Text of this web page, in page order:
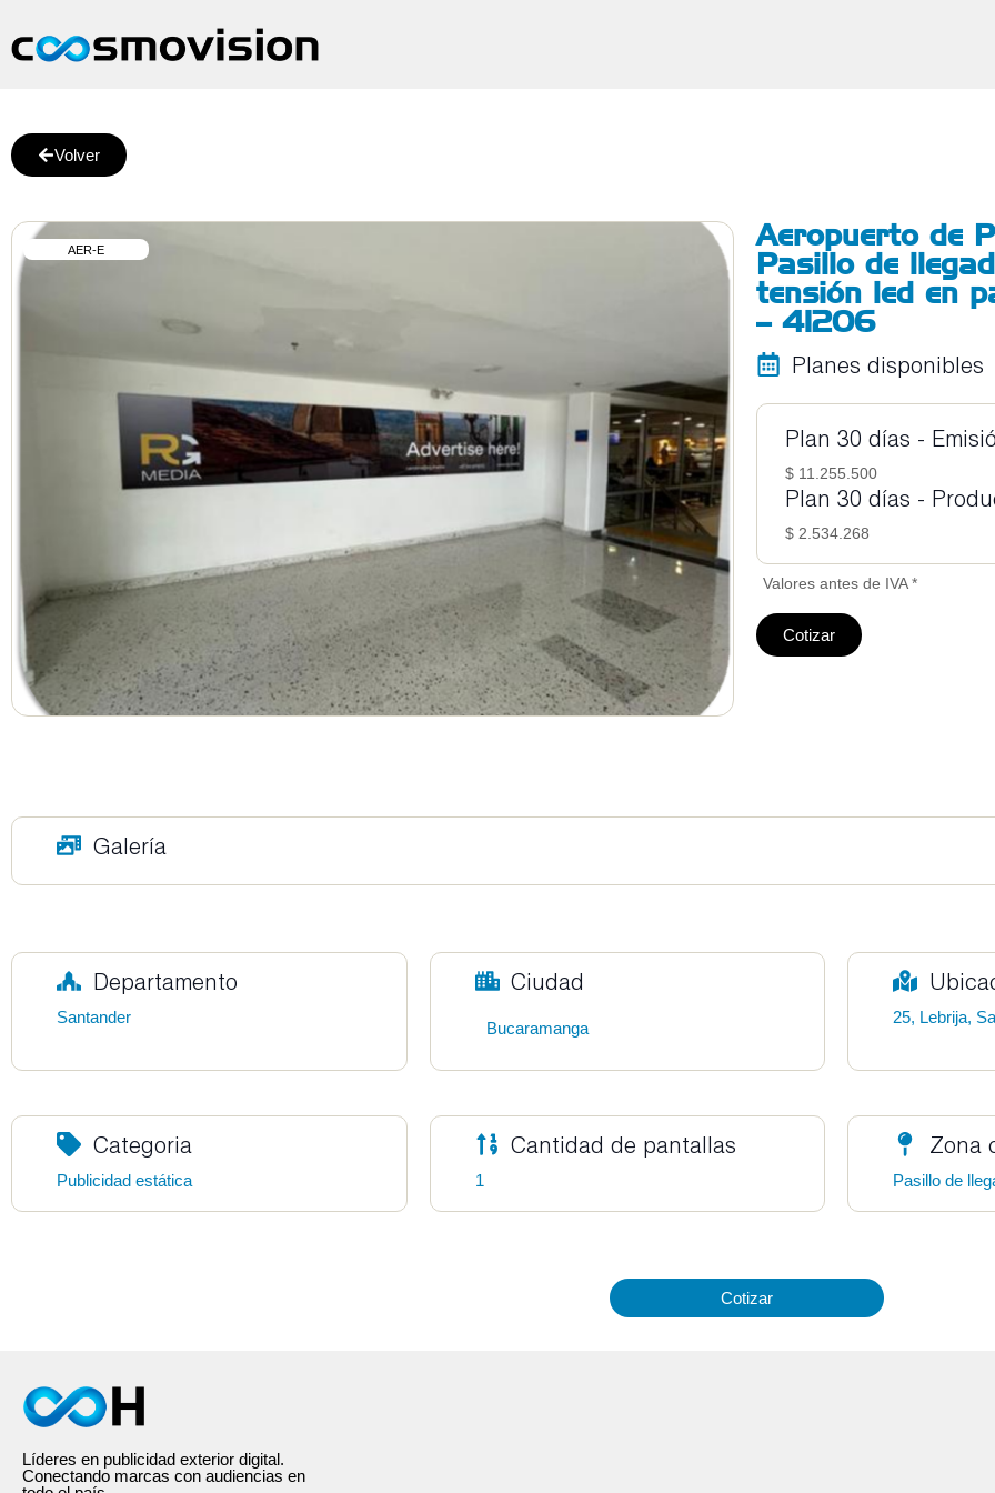
Volver
AER-E
Aeropuerto de
Pasillo de
tensión led en
– 41206
Planes disponibles
Plan 30 días -
$ 11.255.500
Plan 30 días -
$ 2.534.268
Valores antes de IVA *
Cotizar
Galería
Departamento
Santander
Ciudad
Bucaramanga
25, Lebrija,
Categoria
Publicidad estática
Cantidad de pantallas
1
Zona
Pasillo de
Cotizar
Líderes en publicidad exterior digital.
Conectando marcas con audiencias en